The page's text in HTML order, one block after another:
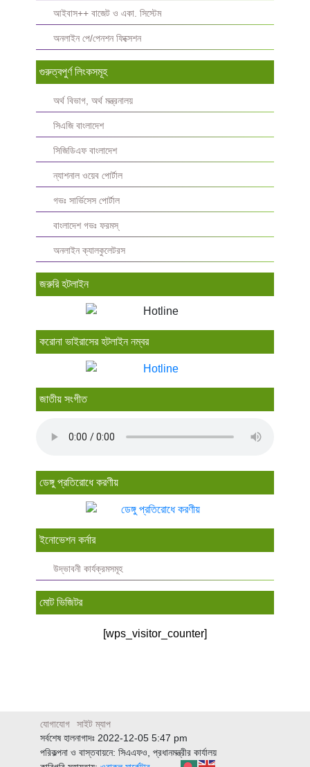
আইবাস++ বাজেট ও একা. সিস্টেম
অনলাইন পে/পেনশন ফিক্সেশন
গুরুত্বপুর্ণ লিংকসমূহ
অর্থ বিভাগ, অর্থ মন্ত্রনালয়
সিএজি বাংলাদেশ
সিজিডিএফ বাংলাদেশ
ন্যাশনাল ওয়েব পোর্টাল
গভঃ সার্ভিসেস পোর্টাল
বাংলাদেশ গভঃ ফরমস্‌
অনলাইন ক্যালকুলেটরস
জরুরি হটলাইন
করোনা ভাইরাসের হটলাইন নম্বর
জাতীয় সংগীত
ডেঙ্গু প্রতিরোধে করণীয়
ইনোভেশন কর্নার
উদ্ভাবনী কার্যক্রমসমূহ
মোট ভিজিটর
[wps_visitor_counter]
যোগাযোগ
সাইট ম্যাপ
সর্বশেষ হালনাগাদঃ 2022-12-05 5:47 pm
পরিকল্পনা ও বাস্তবায়নে: সিএএফও, প্রধানমন্ত্রীর কার্যালয়